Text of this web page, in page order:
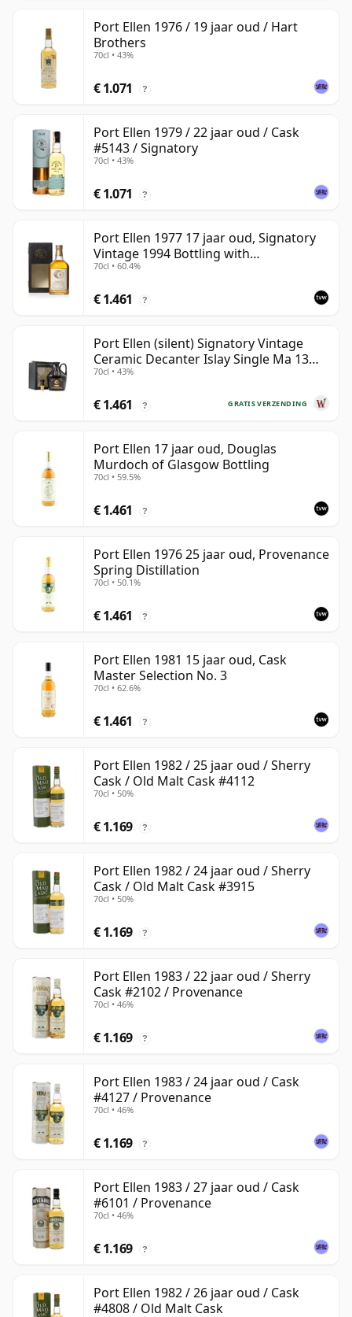
Port Ellen 1976 / 19 jaar oud / Hart
Brothers
70cl • 43%
€ 1.071 ?
Port Ellen 1979 / 22 jaar oud / Cask
#5143 / Signatory
70cl • 43%
€ 1.071 ?
Port Ellen 1977 17 jaar oud, Signatory
Vintage 1994 Bottling with
Presentation Box - Cask 5560
70cl • 60.4%
€ 1.461 ?
Port Ellen (silent) Signatory Vintage
Ceramic Decanter Islay Single Ma 13
jaar oud
70cl • 43%
GRATIS VERZENDING
€ 1.461 ?
Port Ellen 17 jaar oud, Douglas
Murdoch of Glasgow Bottling
70cl • 59.5%
€ 1.461 ?
Port Ellen 1976 25 jaar oud, Provenance
Spring Distillation
70cl • 50.1%
€ 1.461 ?
Port Ellen 1981 15 jaar oud, Cask
Master Selection No. 3
70cl • 62.6%
€ 1.461 ?
Port Ellen 1982 / 25 jaar oud / Sherry
Cask / Old Malt Cask #4112
70cl • 50%
€ 1.169 ?
Port Ellen 1982 / 24 jaar oud / Sherry
Cask / Old Malt Cask #3915
70cl • 50%
€ 1.169 ?
Port Ellen 1983 / 22 jaar oud / Sherry
Cask #2102 / Provenance
70cl • 46%
€ 1.169 ?
Port Ellen 1983 / 24 jaar oud / Cask
#4127 / Provenance
70cl • 46%
€ 1.169 ?
Port Ellen 1983 / 27 jaar oud / Cask
#6101 / Provenance
70cl • 46%
€ 1.169 ?
Port Ellen 1982 / 26 jaar oud / Cask
#4808 / Old Malt Cask